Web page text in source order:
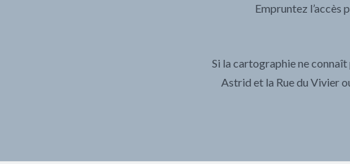
Empruntez
Si la cartographie ne
Astrid et la Rue du Vivier